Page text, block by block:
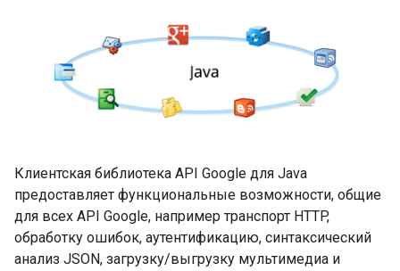
Клиентская библиотека API Google для Java
предоставляет функциональные возможности, общие
для всех API Google, например транспорт HTTP,
обработку ошибок, аутентификацию, синтаксический
анализ JSON, загрузку/выгрузку мультимедиа и